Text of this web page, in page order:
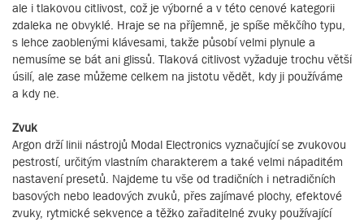
ale i tlakovou citlivost, což je výborné a v této cenové kategorii
zdaleka ne obvyklé. Hraje se na příjemně, je spíše měkčího typu,
s lehce zaoblenými klávesami, takže působí velmi plynule a
nemusíme se bát ani glissů. Tlaková citlivost vyžaduje trochu větší
úsilí, ale zase můžeme celkem na jistotu vědět, kdy ji používáme
a kdy ne.
Zvuk
Argon drží linii nástrojů Modal Electronics vyznačující se zvukovou
pestrostí, určitým vlastním charakterem a také velmi nápaditém
nastavení presetů. Najdeme tu vše od tradičních i netradičních
basových nebo leadových zvuků, přes zajímavé plochy, efektové
zvuky, rytmické sekvence a těžko zařaditelné zvuky používající